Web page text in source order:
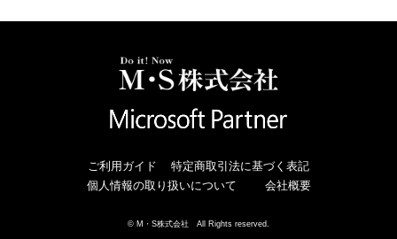
ご利用ガイド
特定商取引法に基づく表記
個人情報の取り扱いについて
会社概要
© M・S株式会社 All Rights reserved.